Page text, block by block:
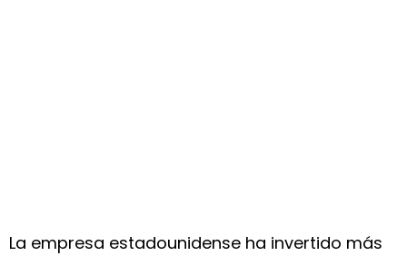
La empresa estadounidense ha invertido más